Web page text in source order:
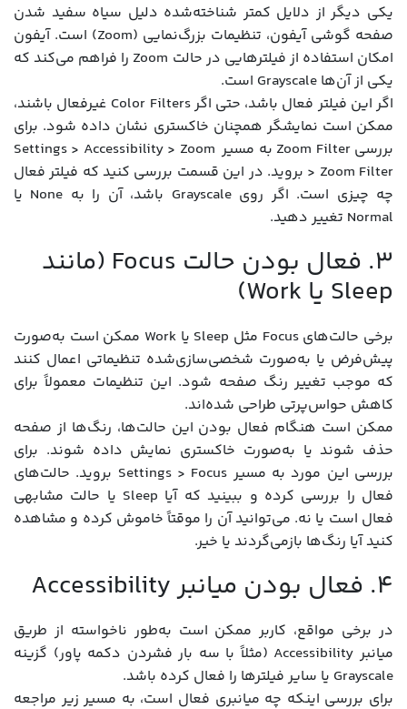
یکی دیگر از دلایل کمتر شناخته‌شده‌ دلیل سیاه سفید شدن
صفحه گوشی آیفون، تنظیمات بزرگ‌نمایی (Zoom) است. آیفون
امکان استفاده از فیلترهایی در حالت Zoom را فراهم می‌کند که
یکی از آن‌ها Grayscale است.
اگر این فیلتر فعال باشد، حتی اگر Color Filters غیرفعال باشند،
ممکن است نمایشگر همچنان خاکستری نشان داده شود. برای
بررسی Zoom Filter به مسیر Settings > Accessibility > Zoom
> Zoom Filter بروید. در این قسمت بررسی کنید که فیلتر فعال
چه چیزی است. اگر روی Grayscale باشد، آن را به None یا
Normal تغییر دهید.
۳. فعال بودن حالت Focus (مانند
Sleep یا Work)
برخی حالت‌های Focus مثل Sleep یا Work ممکن است به‌صورت
پیش‌فرض یا به‌صورت شخصی‌سازی‌شده تنظیماتی اعمال کنند
که موجب تغییر رنگ صفحه شود. این تنظیمات معمولاً برای
کاهش حواس‌پرتی طراحی شده‌اند.
ممکن است هنگام فعال بودن این حالت‌ها، رنگ‌ها از صفحه
حذف شوند یا به‌صورت خاکستری نمایش داده شوند. برای
بررسی این مورد به مسیر Settings > Focus بروید. حالت‌های
فعال را بررسی کرده و ببینید که آیا Sleep یا حالت مشابهی
فعال است یا نه. می‌توانید آن را موقتاً خاموش کرده و مشاهده
کنید آیا رنگ‌ها بازمی‌گردند یا خیر.
۴. فعال بودن میانبر Accessibility
در برخی مواقع، کاربر ممکن است به‌طور ناخواسته از طریق
میانبر Accessibility (مثلاً با سه بار فشردن دکمه پاور) گزینه‌
Grayscale یا سایر فیلترها را فعال کرده باشد.
برای بررسی اینکه چه میانبری فعال است، به مسیر زیر مراجعه